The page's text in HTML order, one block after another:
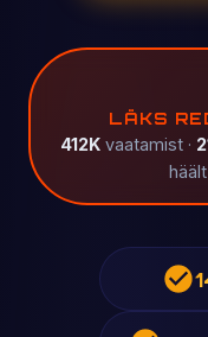
LÄKS
412Kvaatamist ·
häält